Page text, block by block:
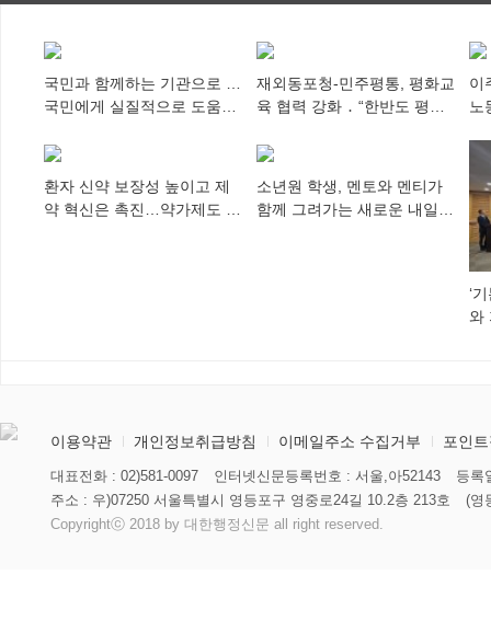
국민과 함께하는 기관으로 …
국민에게 실질적으로 도움이
재외동포청-민주평통, 평화교
육 협력 강화 ․ “한반도 평화,
다”
이
노
환자 신약 보장성 높이고 제
약 혁신은 촉진…약가제도 개
소년원 학생, 멘토와 멘티가
함께 그려가는 새로운 내일
‘
와
이용약관 개인정보취급방침 이메일주소 수집거부 포인
대표전화 : 02)581-0097 인터넷신문등록번호 : 서울,아52143
등록
주소 : 우)07250 서울특별시 영등포구 영중로24길 10.2층 213호
(영
Copyrightⓒ 2018 by 대한행정신문 all right reserved.